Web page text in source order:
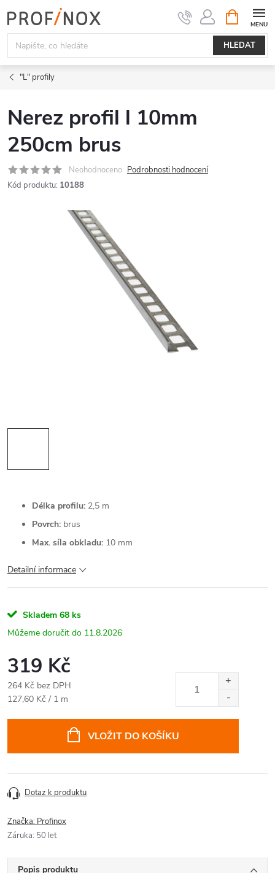
na
obsah
HLEDAT
NÁKUPNÍ
KOŠÍK
"L" profily
Nerez profil l 10mm
250cm brus
Neohodnoceno Podrobnosti hodnocení
Kód produktu: 10188
Délka profilu: 2,5 m
Povrch: brus
Max. síla obkladu: 10 mm
Detailní informace
Skladem 68 ks
11.8.2026
319 Kč
264 Kč bez DPH
Měrná
127,60 Kč / 1 m
VLOŽIT DO KOŠÍKU
Dotaz k produktu
Značka: Profinox
Záruka: 50 let
Popis produktu